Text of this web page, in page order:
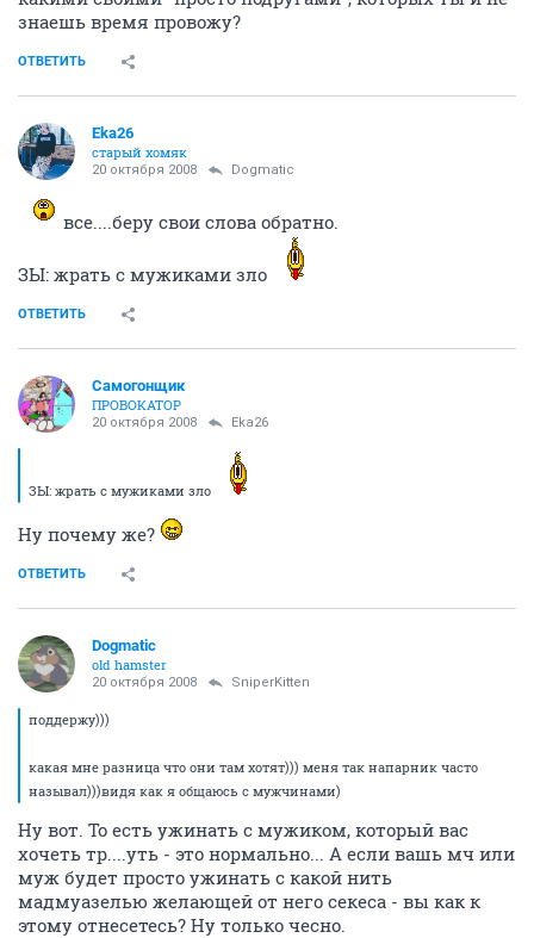
знаешь время провожу?
ОТВЕТИТЬ
Eka26
старый хомяк
20 октября 2008 Dogmatic
все....беру свои слова обратно.
ЗЫ: жрать с мужиками зло
ОТВЕТИТЬ
Самогонщик
ПРОВОКАТОР
20 октября 2008 Eka26
ЗЫ: жрать с мужиками зло
Ну почему же?
ОТВЕТИТЬ
Dogmatic
old hamster
20 октября 2008 SniperKitten
поддержу)))
какая мне разница что они там хотят))) меня так напарник часто
называл)))видя как я общаюсь с мужчинами)
Ну вот. То есть ужинать с мужиком, который вас
хочеть тр....уть - это нормально... А если вашь мч или
муж будет просто ужинать с какой нить
мадмуазелью желающей от него секеса - вы как к
этому отнесетесь? Ну только чесно.